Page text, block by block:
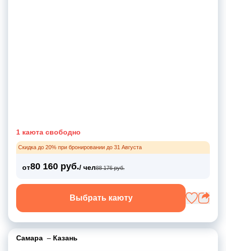
1 каюта свободно
Скидка до 20% при бронировании до 31 Августа
от80 160 руб./ чел88 176 руб.
Выбрать каюту
Самара – Казань